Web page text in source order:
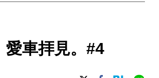
車拝見。#4